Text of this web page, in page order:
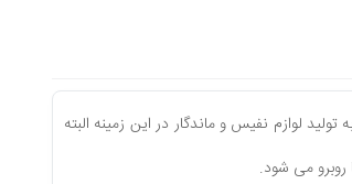
لوازم نفیس و ماندگار در این زمینه البته
روبرو می شود.